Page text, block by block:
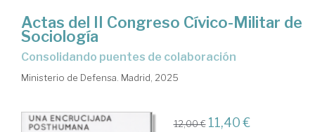
Actas del II Congreso Cívico-Militar de
Sociología
Consolidando puentes de colaboración
Ministerio de Defensa. Madrid, 2025
12,00 € 11,40 €